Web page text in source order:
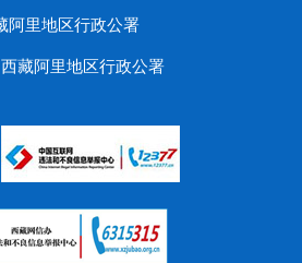
阿里地区行政公署
藏阿里地区行政公署